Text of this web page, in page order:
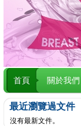
首頁 關於我們
最近瀏覽過文件
沒有最新文件。